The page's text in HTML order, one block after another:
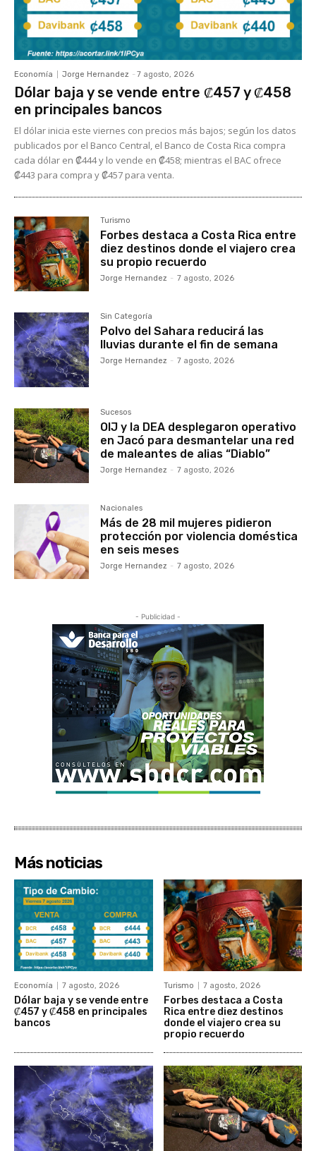
Economía Jorge Hernandez - 7 agosto, 2026
Dólar baja y se vende entre ₡457 y ₡458
en principales bancos
El dólar inicia este viernes con precios más bajos; según los datos
publicados por el Banco Central, el Banco de Costa Rica compra
cada dólar en ₡444 y lo vende en ₡458; mientras el BAC ofrece
₡443 para compra y ₡457 para venta.
Turismo
Forbes destaca a Costa Rica entre
diez destinos donde el viajero crea
su propio recuerdo
Jorge Hernandez - 7 agosto, 2026
Sin Categoría
Polvo del Sahara reducirá las
lluvias durante el fin de semana
Jorge Hernandez - 7 agosto, 2026
Sucesos
OIJ y la DEA desplegaron operativo
en Jacó para desmantelar una red
de maleantes de alias “Diablo”
Jorge Hernandez - 7 agosto, 2026
Nacionales
Más de 28 mil mujeres pidieron
protección por violencia doméstica
en seis meses
Jorge Hernandez - 7 agosto, 2026
- Publicidad -
Más noticias
Economía 7 agosto, 2026
Dólar baja y se vende entre
₡457 y ₡458 en principales
bancos
Turismo 7 agosto, 2026
Forbes destaca a Costa
Rica entre diez destinos
donde el viajero crea su
propio recuerdo